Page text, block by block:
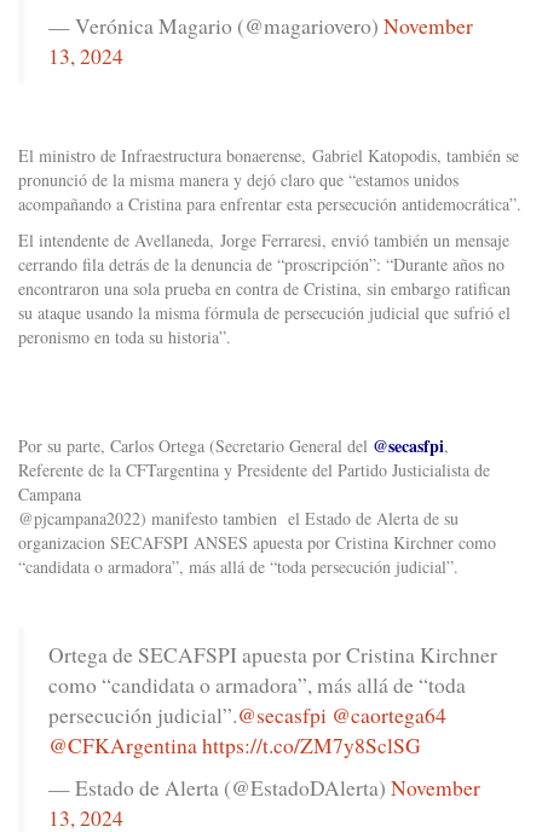
— Verónica Magario (@magariovero) November
13, 2024
El ministro de Infraestructura bonaerense, Gabriel Katopodis, también se
pronunció de la misma manera y dejó claro que “estamos unidos
acompañando a Cristina para enfrentar esta persecución antidemocrática”.
El intendente de Avellaneda, Jorge Ferraresi, envió también un mensaje
cerrando fila detrás de la denuncia de “proscripción”: “Durante años no
encontraron una sola prueba en contra de Cristina, sin embargo ratifican
su ataque usando la misma fórmula de persecución judicial que sufrió el
peronismo en toda su historia”.
Por su parte, Carlos Ortega (Secretario General del @secasfpi,
Referente de la CFTargentina y Presidente del Partido Justicialista de
Campana
@pjcampana2022) manifesto tambien el Estado de Alerta de su
organizacion SECAFSPI ANSES apuesta por Cristina Kirchner como
“candidata o armadora”, más allá de “toda persecución judicial”.
Ortega de SECAFSPI apuesta por Cristina Kirchner
como “candidata o armadora”, más allá de “toda
persecución judicial”.@secasfpi @caortega64
@CFKArgentinahttps://t.co/ZM7y8SclSG
— Estado de Alerta (@EstadoDAlerta) November
13, 2024